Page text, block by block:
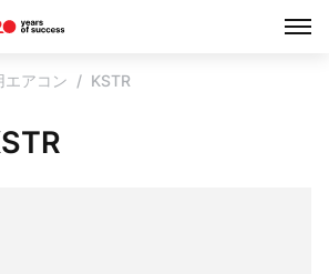
エアコン KSTR